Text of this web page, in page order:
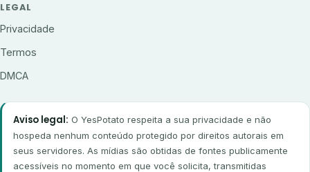
LEGAL
Privacidade
Termos
DMCA
Aviso legal: O YesPotato respeita a sua privacidade e não
hospeda nenhum conteúdo protegido por direitos autorais em
seus servidores. As mídias são obtidas de fontes publicamente
acessíveis no momento em que você solicita, transmitidas